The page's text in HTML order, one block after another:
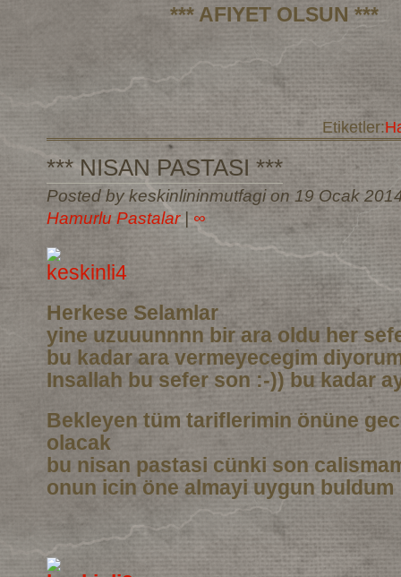
*** AFIYET OLSUN ***
Etiketler:
*** NISAN PASTASI ***
Posted by keskinlininmutfagi on 19 Ocak
Hamurlu Pastalar |∞
Herkese Selamlar
yine uzuuunnnn bir ara oldu her
bu kadar ara vermeyecegim
Insallah bu sefer son :-)) bu kadar
Bekleyen tüm tariflerimin önüne
olacak
bu nisan pastasi cünki son
onun icin öne almayi uygun buldum